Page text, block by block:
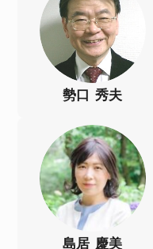
勢口 秀夫
島居 慶美